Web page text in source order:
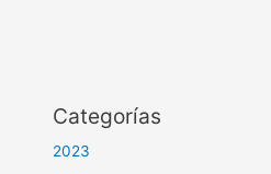
Categorías
2023